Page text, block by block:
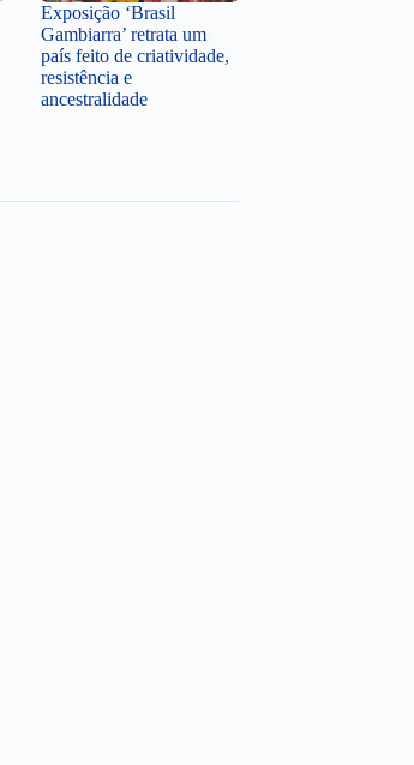
Exposição ‘Brasil
Gambiarra’ retrata um
país feito de criatividade,
resistência e
ancestralidade